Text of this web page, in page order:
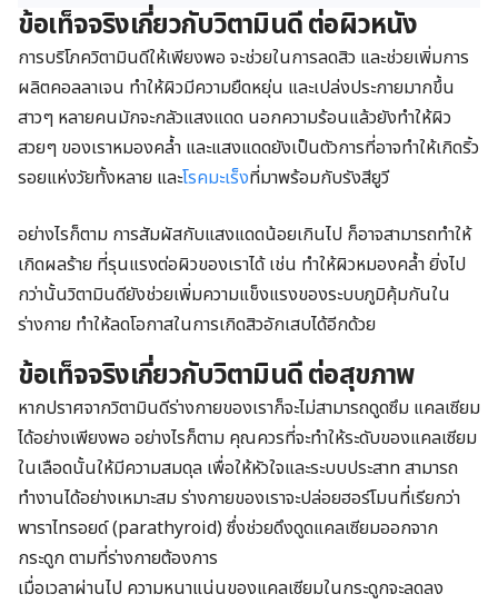
ข้อเท็จจริงเกี่ยวกับวิตามินดี ต่อผิวหนัง
การบริโภควิตามินดีให้เพียงพอ จะช่วยในการลดสิว และช่วยเพิ่มการ
ผลิตคอลลาเจน ทำให้ผิวมีความยืดหยุ่น และเปล่งประกายมากขึ้น
สาวๆ หลายคนมักจะกลัวแสงแดด นอกความร้อนแล้วยังทำให้ผิว
สวยๆ ของเราหมองคล้ำ และแสงแดดยังเป็นตัวการที่อาจทำให้เกิดริ้ว
รอยแห่งวัยทั้งหลาย และโรคมะเร็งที่มาพร้อมกับรังสียูวี
อย่างไรก็ตาม การสัมผัสกับแสงแดดน้อยเกินไป ก็อาจสามารถทำให้
เกิดผลร้าย ที่รุนแรงต่อผิวของเราได้ เช่น ทำให้ผิวหมองคล้ำ ยิ่งไป
กว่านั้นวิตามินดียังช่วยเพิ่มความแข็งแรงของระบบภูมิคุ้มกันใน
ร่างกาย ทำให้ลดโอกาสในการเกิดสิวอักเสบได้อีกด้วย
ข้อเท็จจริงเกี่ยวกับวิตามินดี ต่อสุขภาพ
หากปราศจากวิตามินดีร่างกายของเราก็จะไม่สามารถดูดซึม แคลเซียม
ได้อย่างเพียงพอ อย่างไรก็ตาม คุณควรที่จะทำให้ระดับของแคลเซียม
ในเลือดนั้นให้มีความสมดุล เพื่อให้หัวใจและระบบประสาท สามารถ
ทำงานได้อย่างเหมาะสม ร่างกายของเราจะปล่อยฮอร์โมนที่เรียกว่า
พาราไทรอยด์ (parathyroid) ซึ่งช่วยดึงดูดแคลเซียมออกจาก
กระดูก ตามที่ร่างกายต้องการ
เมื่อเวลาผ่านไป ความหนาแน่นของแคลเซียมในกระดูกจะลดลง